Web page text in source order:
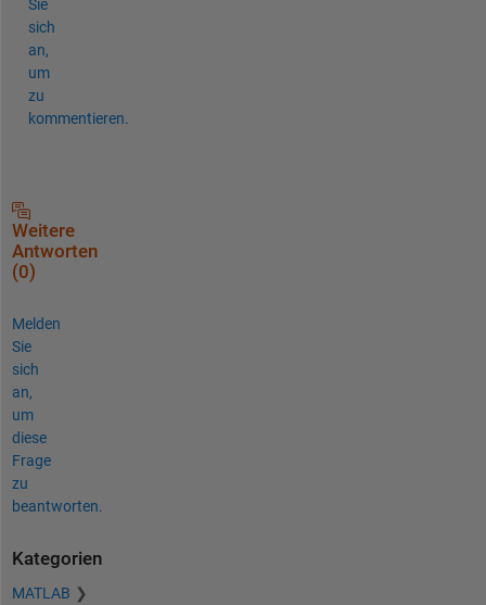
Sie
sich
an,
um
zu
kommentieren.
Weitere
Antworten
(0)
Melden
Sie
sich
an,
um
diese
Frage
zu
beantworten.
Kategorien
MATLAB